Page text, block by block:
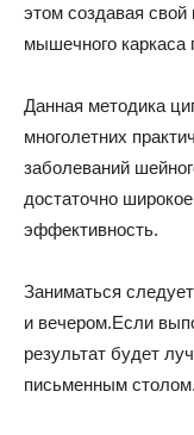
этом создавая
мышечного каркаса
Данная методика
многолетних
заболеваний
достаточно
эффективность.
Заниматься
и вечером.Если
результат будет
письменным столом.